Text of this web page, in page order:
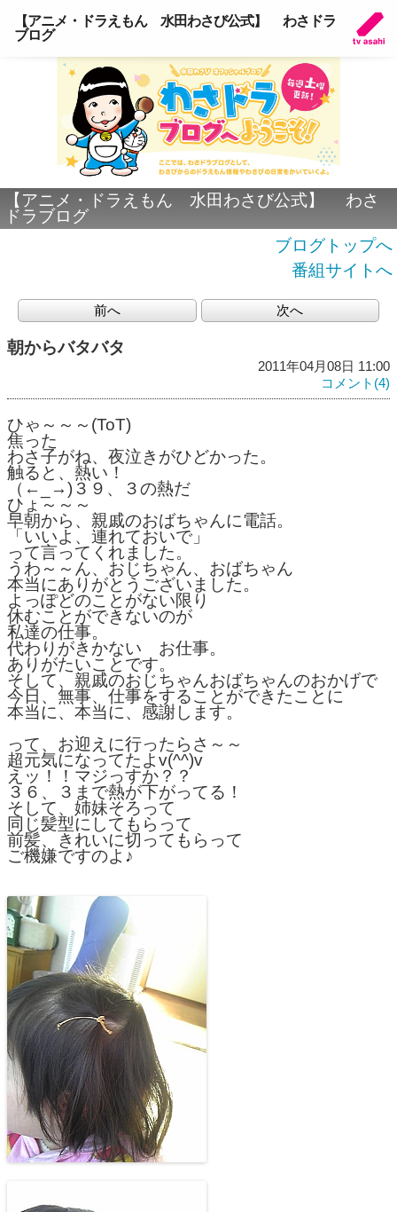
【アニメ・ドラえもん 水田わさび公式】 わさドラ
ブログ
【アニメ・ドラえもん 水田わさび公式】 わさ
ドラブログ
ブログトップへ
番組サイトへ
前へ 次へ
朝からバタバタ
2011年04月08日 11:00
コメント(4)
ひゃ～～～(ToT)
焦った
わさ子がね、夜泣きがひどかった。
触ると、熱い！
（←_→)３９、３の熱だ
ひょ～～～
早朝から、親戚のおばちゃんに電話。
「いいよ、連れておいで」
って言ってくれました。
うわ～～ん、おじちゃん、おばちゃん
本当にありがとうございました。
よっぽどのことがない限り
休むことができないのが
私達の仕事。
代わりがきかない　お仕事。
ありがたいことです。
そして、親戚のおじちゃんおばちゃんのおかげで
今日、無事、仕事をすることができたことに
本当に、本当に、感謝します。
って、お迎えに行ったらさ～～
超元気になってたよv(^^)v
えッ！！マジっすか？？
３６、３まで熱が下がってる！
そして、姉妹そろって
同じ髪型にしてもらって
前髪、きれいに切ってもらって
ご機嫌ですのよ♪